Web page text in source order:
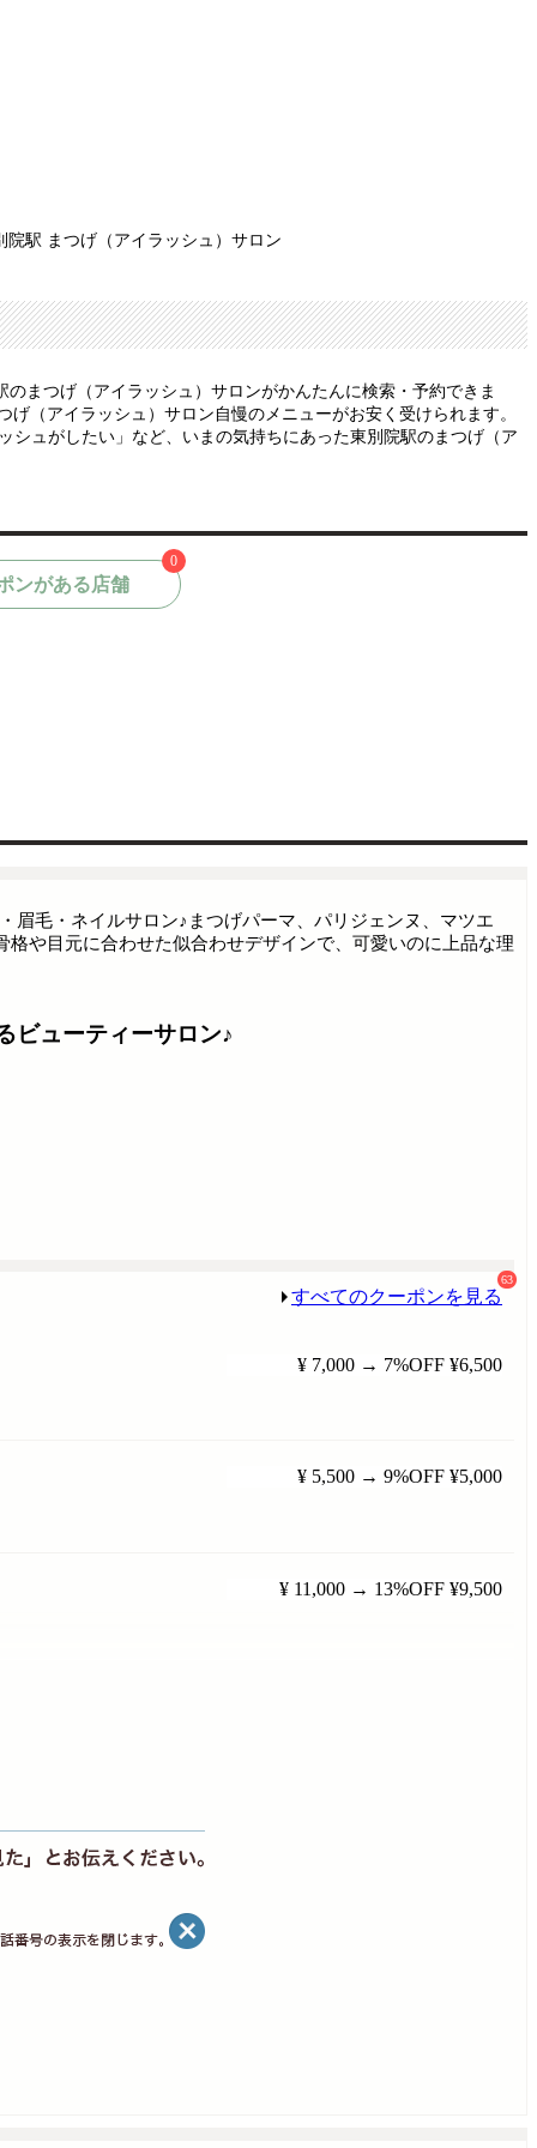
院駅 まつげ（アイラッシュ）サロン
まつげ（アイラッシュ）サロンがかんたんに検索・予約できま
（アイラッシュ）サロン自慢のメニューがお安く受けられます。
ュがしたい」など、いまの気持ちにあった東別院駅のまつげ（ア
ンがある店舗
0
ビューティーサロン♪
眉毛・ネイルサロン♪まつげパーマ、パリジェンヌ、マツエ
や目元に合わせた似合わせデザインで、可愛いのに上品な理
すべてのクーポンを見る
63
¥ 7,000 → 7%OFF ¥6,500
¥ 5,500 → 9%OFF ¥5,000
¥ 11,000 → 13%OFF ¥9,500